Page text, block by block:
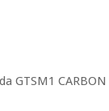
GTSM1 CARBON